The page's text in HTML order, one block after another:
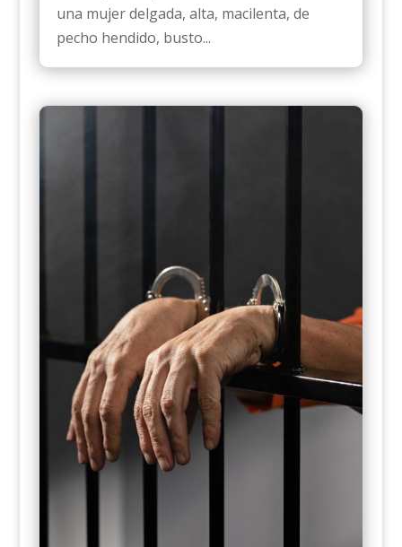
una mujer delgada, alta, macilenta, de
pecho hendido, busto...